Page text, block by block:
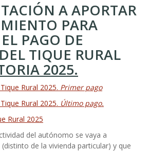
A APORTAR
PARA
PAGO DE
TIQUE RURAL
2025.
Rural 2025. Primer pago
Rural 2025. Último pago.
Rural 2025
del autónomo se vaya a
de la vivienda particular) y que